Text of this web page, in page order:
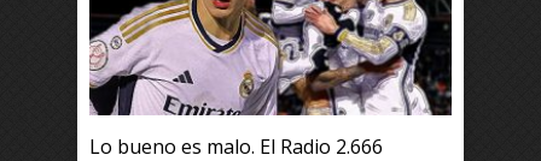
Lo bueno es malo. El Radio 2.666